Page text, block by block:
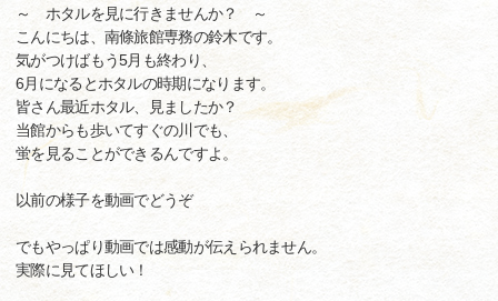
～ ホタルを見に行きませんか？ ～
こんにちは、南條旅館専務の鈴木です。
気がつけばもう5月も終わり、
6月になるとホタルの時期になります。
皆さん最近ホタル、見ましたか？
当館からも歩いてすぐの川でも、
蛍を見ることができるんですよ。
以前の様子を動画でどうぞ
でもやっぱり動画では感動が伝えられません。
実際に見てほしい！